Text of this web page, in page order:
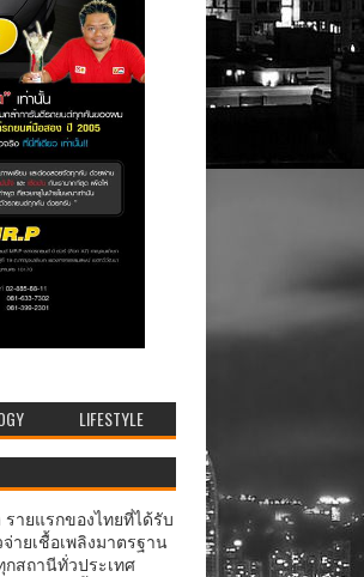
LIFESTYLE
รายแรกของไทยที่ได้รับ
ยเชื้อเพลิงมาตรฐาน
กสถานีทั่วประเทศ